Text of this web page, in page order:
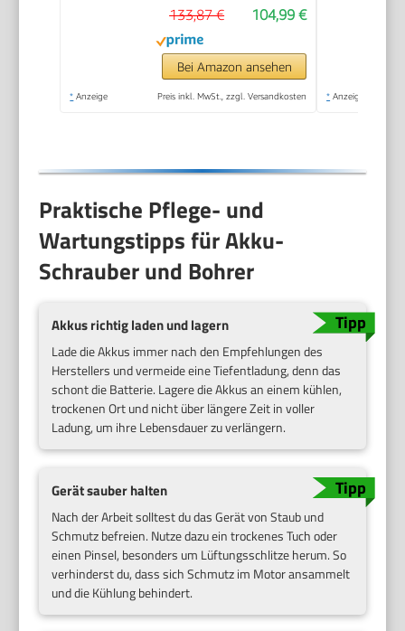
104,99 €
133,87 €
Bei Amazon ansehen
* Anzeige Preis inkl. MwSt., zzgl. Versandkosten * Anzeige
Praktische Pflege- und
Wartungstipps für Akku-
Schrauber und Bohrer
Akkus richtig laden und lagern
Lade die Akkus immer nach den Empfehlungen des
Herstellers und vermeide eine Tiefentladung, denn das
schont die Batterie. Lagere die Akkus an einem kühlen,
trockenen Ort und nicht über längere Zeit in voller
Ladung, um ihre Lebensdauer zu verlängern.
Gerät sauber halten
Nach der Arbeit solltest du das Gerät von Staub und
Schmutz befreien. Nutze dazu ein trockenes Tuch oder
einen Pinsel, besonders um Lüftungsschlitze herum. So
verhinderst du, dass sich Schmutz im Motor ansammelt
und die Kühlung behindert.